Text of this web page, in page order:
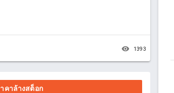
remove_red_eye 1393
คาล้างสต็อก